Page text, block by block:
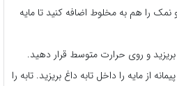
را هم به مخلوط اضافه کنید تا مایه
و روی حرارت متوسط قرار دهید.
از مایه را داخل تابه داغ بریزید. تابه را